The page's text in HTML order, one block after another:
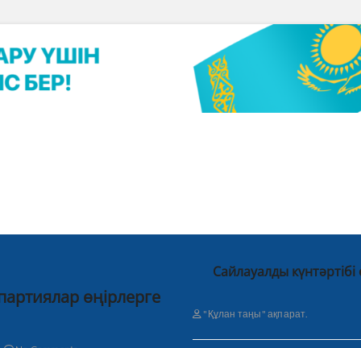
өңірлерге
Сайлауалды
"Құлан таңы" ақпарат.